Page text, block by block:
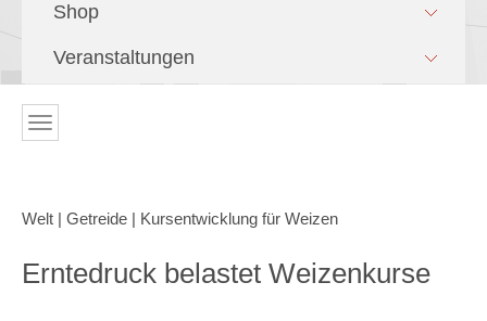
Shop
Veranstaltungen
Welt | Getreide | Kursentwicklung für Weizen
Erntedruck belastet Weizenkurse